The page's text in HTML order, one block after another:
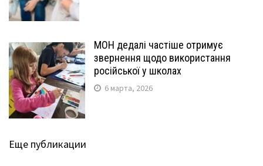
МОН дедалі частіше отримує
звернення щодо використання
російської у школах
6 марта, 2026
Еще публикации